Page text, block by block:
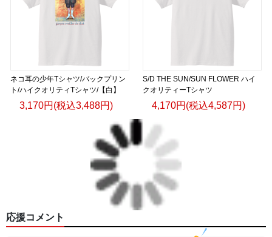
ネコ耳の少年Tシャツ/バックプリン
ト/ハイクオリティTシャツ/【白】
3,170円(税込3,488円)
S/D THE SUN/SUN FLOWER ハイ
クオリティーTシャツ
4,170円(税込4,587円)
応援コメント